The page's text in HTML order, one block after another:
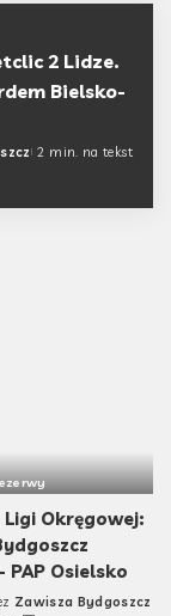
2 Lidze.
Bielsko-
2 min. na tekst
Okręgowej:
PAP Osielsko
Zawisza Bydgoszcz